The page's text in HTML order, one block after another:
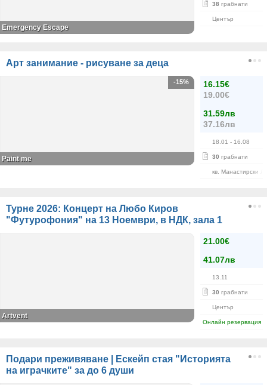
38 грабнати
Център
Emergency Escape
Арт занимание - рисуване за деца
16.15€
19.00€
31.59лв
37.16лв
18.01 - 16.08
30 грабнати
кв. Манастирски
-15%
Paint me
Турне 2026: Концерт на Любо Киров
"Футурофония" на 13 Ноември, в НДК, зала 1
21.00€
41.07лв
13.11
30 грабнати
Център
Онлайн резервация
Artvent
Подари преживяване | Ескейп стая "Историята
на играчките" за до 6 души